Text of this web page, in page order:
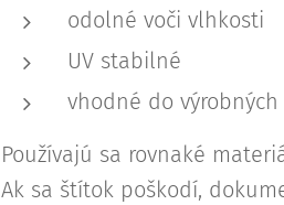
odolné voči vlhkosti
UV stabilné
vhodné do
Používajú sa rovnaké
Ak sa štítok poškodí,